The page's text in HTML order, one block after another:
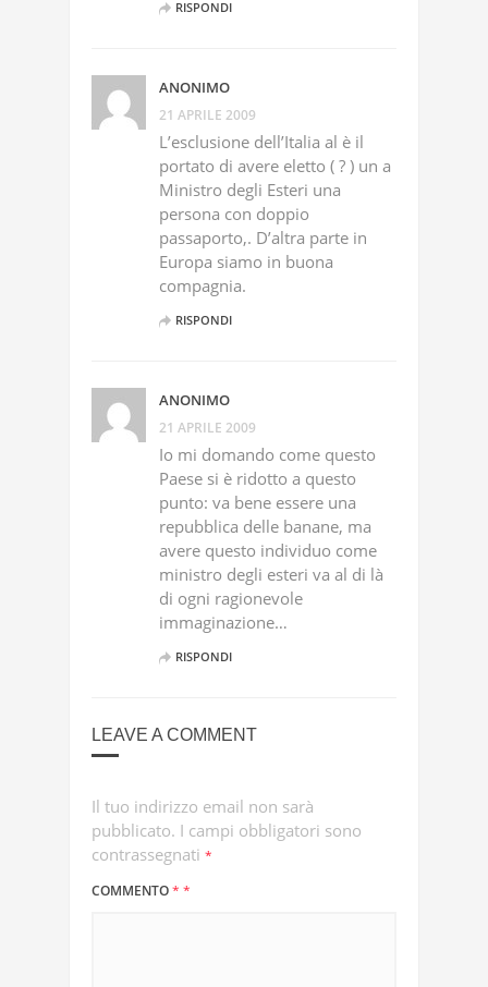
RISPONDI
ANONIMO
21 APRILE 2009
L’esclusione dell’Italia al è il
portato di avere eletto ( ? ) un a
Ministro degli Esteri una
persona con doppio
passaporto,. D’altra parte in
Europa siamo in buona
compagnia.
RISPONDI
ANONIMO
21 APRILE 2009
Io mi domando come questo
Paese si è ridotto a questo
punto: va bene essere una
repubblica delle banane, ma
avere questo individuo come
ministro degli esteri va al di là
di ogni ragionevole
immaginazione…
RISPONDI
LEAVE A COMMENT
Il tuo indirizzo email non sarà
pubblicato. I campi obbligatori sono
contrassegnati *
COMMENTO* *